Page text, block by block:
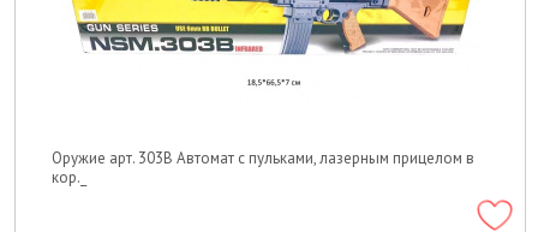
Оружие арт. 303B Автомат с пульками, лазерным прицелом в
кор._